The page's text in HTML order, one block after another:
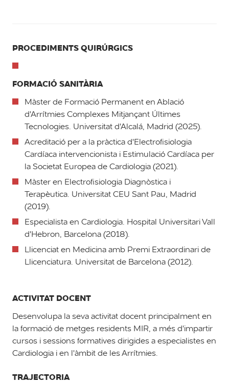
PROCEDIMENTS QUIRÚRGICS
FORMACIÓ SANITÀRIA
Màster de Formació Permanent en Ablació
d'Arrítmies Complexes Mitjançant Últimes
Tecnologies. Universitat d'Alcalá, Madrid (2025).
Acreditació per a la pràctica d'Electrofisiologia
Cardíaca intervencionista i Estimulació Cardíaca per
la Societat Europea de Cardiologia (2021).
Màster en Electrofisiologia Diagnòstica i
Terapèutica. Universitat CEU Sant Pau, Madrid
(2019).
Especialista en Cardiologia. Hospital Universitari Vall
d'Hebron, Barcelona (2018).
Llicenciat en Medicina amb Premi Extraordinari de
Llicenciatura. Universitat de Barcelona (2012).
ACTIVITAT DOCENT
Desenvolupa la seva activitat docent principalment en
la formació de metges residents MIR, a més d'impartir
cursos i sessions formatives dirigides a especialistes en
Cardiologia i en l'àmbit de les Arrítmies.
TRAJECTORIA